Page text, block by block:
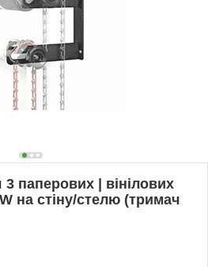
паперових | вінілових
на стіну/стелю (тримач